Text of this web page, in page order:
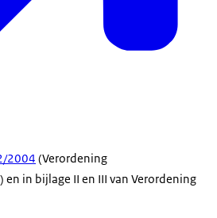
2004 (Verordening
en in bijlage II en III van Verordening